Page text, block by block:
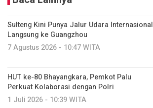
Sulteng Kini Punya Jalur Udara Internasional
Langsung ke Guangzhou
7 Agustus 2026 - 10:47 WITA
HUT ke-80 Bhayangkara, Pemkot Palu
Perkuat Kolaborasi dengan Polri
1 Juli 2026 - 10:39 WITA